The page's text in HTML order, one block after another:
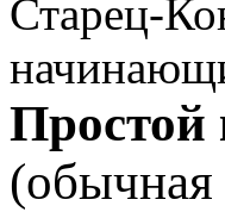
Старец-
Простой